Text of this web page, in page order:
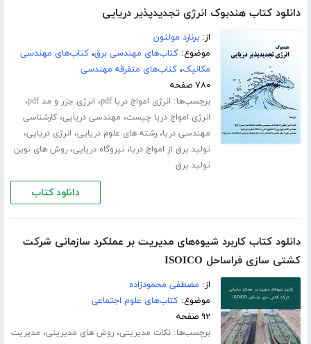
دانلود کتاب هندبوک انرژی تجدیدپذیر دریایی
از:برنارد مولتون
موضوع:کتاب‌های مهندسی برق،کتاب‌های مهندسی
مکانیک،کتاب‌های متفرقه مهندسی
۷۸۰ صفحه
برچسب‌ها: انرژی امواج دریا pdf ، انرژی جزر و مد pdf ،
انرژی امواج دریا چیست، مهندسی دریایی،کارشناسی
مهندسی دریا،رشته های علوم دریایی، انرژی دریایی،
تولید برق از امواج دریا،نیروگاه دریایی،روش های نوین
تولید برق
دانلود کتاب
دانلود کتاب کاربرد شیوه‌های مدیریت بر عملکرد سازمانی شرکت
کشتی سازی فراساحل ISOICO
از: مصطفی محمودزاده
موضوع:کتاب‌های علوم اجتماعی
۹۲ صفحه
برچسب‌ها:نکات مدیریتی،روش های مدیریتی، مدیریت